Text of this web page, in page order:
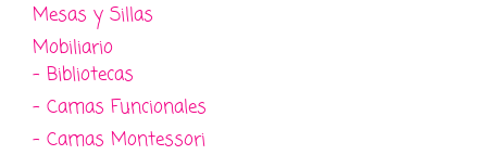
Mesas y Sillas
Mobiliario
- Bibliotecas
- Camas Funcionales
- Camas Montessori